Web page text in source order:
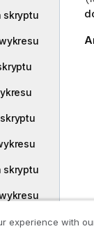
skryptu
skryptu
skryptu
experience with